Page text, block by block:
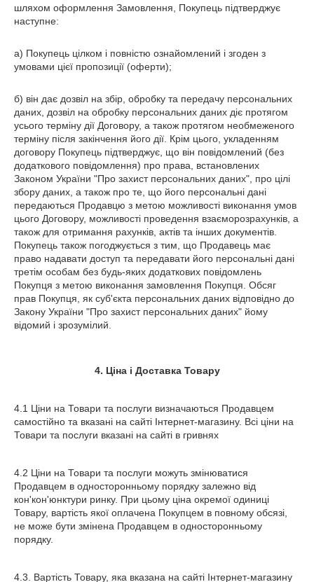
шляхом оформлення Замовлення, Покупець підтверджує
наступне:
а) Покупець цілком і повністю ознайомлений і згоден з
умовами цієї пропозиції (оферти);
б) він дає дозвіл на збір, обробку та передачу персональних
даних, дозвіл на обробку персональних даних діє протягом
усього терміну дії Договору, а також протягом необмеженого
терміну після закінчення його дії. Крім цього, укладенням
договору Покупець підтверджує, що він повідомлений (без
додаткового повідомлення) про права, встановлених
Законом України "Про захист персональних даних", про цілі
збору даних, а також про те, що його персональні дані
передаються Продавцю з метою можливості виконання умов
цього Договору, можливості проведення взаєморозрахунків, а
також для отримання рахунків, актів та інших документів.
Покупець також погоджується з тим, що Продавець має
право надавати доступ та передавати його персональні дані
третім особам без будь-яких додаткових повідомлень
Покупця з метою виконання замовлення Покупця. Обсяг
прав Покупця, як суб'єкта персональних даних відповідно до
Закону України "Про захист персональних даних" йому
відомий і зрозумілий.
4. Ціна і Доставка Товару
4.1 Ціни на Товари та послуги визначаються Продавцем
самостійно та вказані на сайті Інтернет-магазину. Всі ціни на
Товари та послуги вказані на сайті в гривнях
4.2 Ціни на Товари та послуги можуть змінюватися
Продавцем в односторонньому порядку залежно від
кон'кон'юнктури ринку. При цьому ціна окремої одиниці
Товару, вартість якої оплачена Покупцем в повному обсязі,
не може бути змінена Продавцем в односторонньому
порядку.
4.3. Вартість Товару, яка вказана на сайті Інтернет-магазину